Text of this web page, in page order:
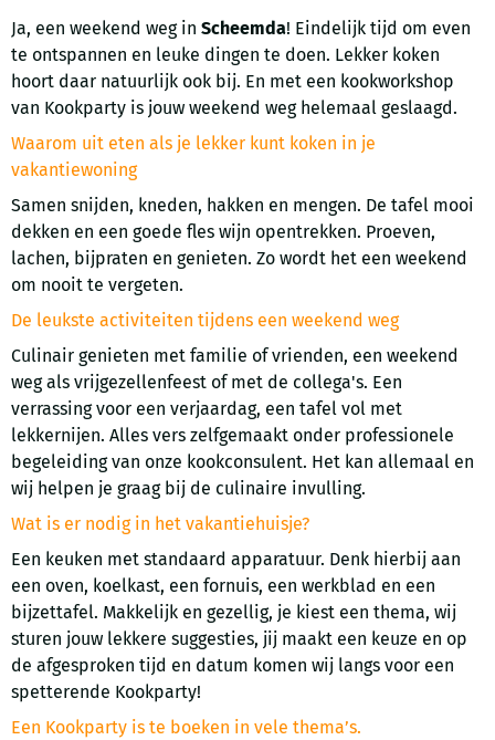
Ja, een weekend weg in Scheemda! Eindelijk tijd om even
te ontspannen en leuke dingen te doen. Lekker koken
hoort daar natuurlijk ook bij. En met een kookworkshop
van Kookparty is jouw weekend weg helemaal geslaagd.
Waarom uit eten als je lekker kunt koken in je
vakantiewoning
Samen snijden, kneden, hakken en mengen. De tafel mooi
dekken en een goede fles wijn opentrekken. Proeven,
lachen, bijpraten en genieten. Zo wordt het een weekend
om nooit te vergeten.
De leukste activiteiten tijdens een weekend weg
Culinair genieten met familie of vrienden, een weekend
weg als vrijgezellenfeest of met de collega's. Een
verrassing voor een verjaardag, een tafel vol met
lekkernijen. Alles vers zelfgemaakt onder professionele
begeleiding van onze kookconsulent. Het kan allemaal en
wij helpen je graag bij de culinaire invulling.
Wat is er nodig in het vakantiehuisje?
Een keuken met standaard apparatuur. Denk hierbij aan
een oven, koelkast, een fornuis, een werkblad en een
bijzettafel. Makkelijk en gezellig, je kiest een thema, wij
sturen jouw lekkere suggesties, jij maakt een keuze en op
de afgesproken tijd en datum komen wij langs voor een
spetterende Kookparty!
Een Kookparty is te boeken in vele thema’s.